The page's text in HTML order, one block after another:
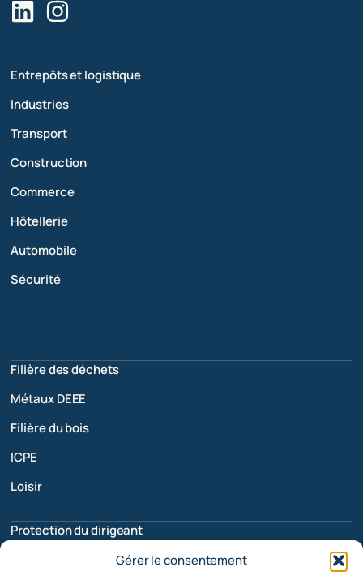
Gérer le consentement
Entrepôts et logistique
Industries
Transport
Construction
Commerce
Hôtellerie
Automobile
Sécurité
Filière des déchets
Métaux DEEE
Filière du bois
ICPE
Loisir
Protection du dirigeant